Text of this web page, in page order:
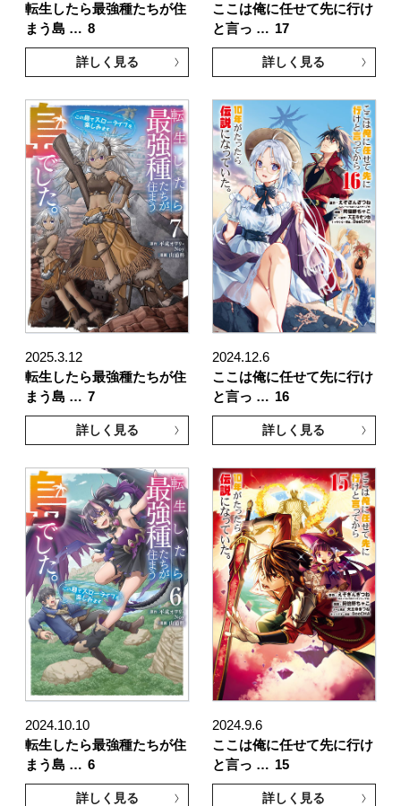
転生したら最強種たちが住
まう島 … 8
詳しく見る
ここは俺に任せて先に行け
と言っ … 17
詳しく見る
2025.3.12
転生したら最強種たちが住
まう島 … 7
詳しく見る
2024.12.6
ここは俺に任せて先に行け
と言っ … 16
詳しく見る
2024.10.10
転生したら最強種たちが住
まう島 … 6
詳しく見る
2024.9.6
ここは俺に任せて先に行け
と言っ … 15
詳しく見る